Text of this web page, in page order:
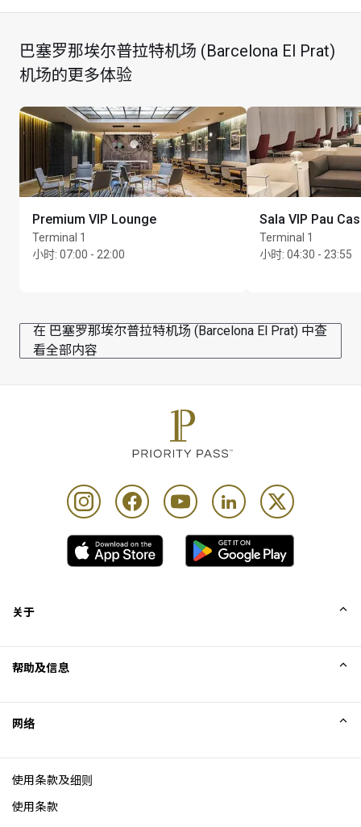
每位持卡人最多可携同 Unlimited 位同行宾客
巴塞罗那埃尔普拉特机场 (Barcelona El Prat)
机场的更多体验
Premium VIP Lounge
Terminal 1
小时: 07:00 - 22:00
Sala VIP Pau
Terminal 1
小时: 04:30 - 23:55
在 巴塞罗那埃尔普拉特机场 (Barcelona El Prat) 中查
看全部内容
关于
Excellence Awards
博客
帮助及信息
网络
使用条款及细则
使用条款